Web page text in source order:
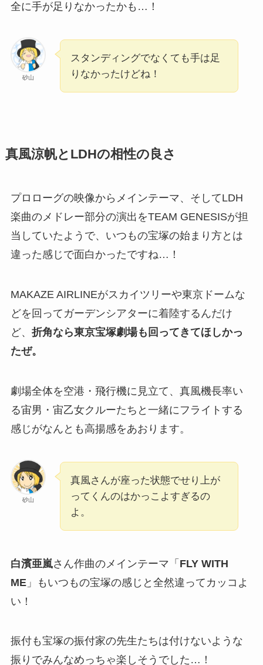
全に手が足りなかったかも…！
砂山
スタンディングでなくても手は足
りなかったけどね！
真風涼帆とLDHの相性の良さ
プロローグの映像からメインテーマ、そしてLDH
楽曲のメドレー部分の演出をTEAM GENESISが担
当していたようで、いつもの宝塚の始まり方とは
違った感じで面白かったですね…！
MAKAZE AIRLINEがスカイツリーや東京ドームな
どを回ってガーデンシアターに着陸するんだけ
ど、 折角なら東京宝塚劇場も回ってきてほしかっ
たぜ。
劇場全体を空港・飛行機に見立て、真風機長率い
る宙男・宙乙女クルーたちと一緒にフライトする
感じがなんとも高揚感をあおります。
砂山
真風さんが座った状態でせり上が
ってくんのはかっこよすぎるの
よ。
白濱亜嵐さん作曲のメインテーマ「 FLY WITH
ME」もいつもの宝塚の感じと全然違ってカッコよ
い！
振付も宝塚の振付家の先生たちは付けないような
振りでみんなめっちゃ楽しそうでした…！